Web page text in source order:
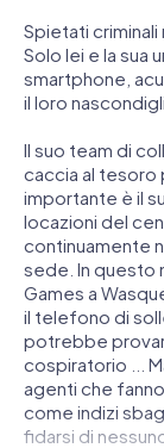
Spietati
Solo lei e la sua
smartphone,
il loro
Il suo team di
caccia al tesoro
importante è il
locazioni del
continuamente
sede. In questo
Games a
il telefono di
potrebbe
cospiratorio ...
agenti che
come indizi
fidarsi di